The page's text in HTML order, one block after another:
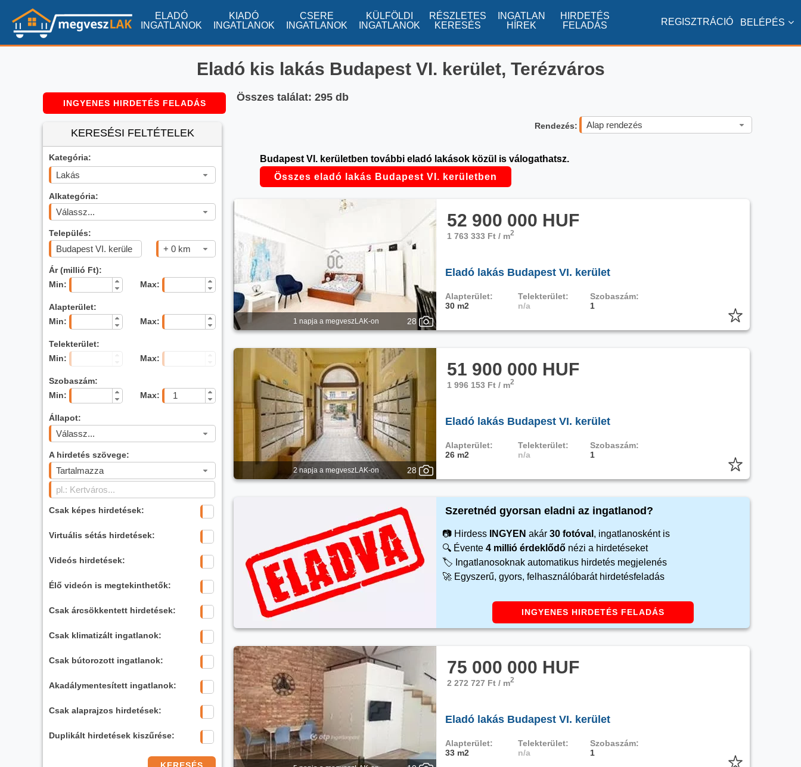
ELADÓ
INGATLANOK
KIADÓ
INGATLANOK
CSERE
INGATLANOK
KÜLFÖLDI
INGATLANOK
RÉSZLETES
KERESÉS
INGATLAN
HÍREK
HIRDETÉS
FELADÁS
BELÉPÉS
REGISZTRÁCIÓ
Eladó kis lakás Budapest VI. kerület, Terézváros
INGYENES HIRDETÉS FELADÁS
KERESÉSI FELTÉTELEK
Kategória:
Lakás
Alkategória:
Válassz...
Település:
+ 0 km
Ár (millió Ft):
Min:
Max:
Alapterület:
Min:
Max:
Telekterület:
Min:
Max:
Szobaszám:
Min:
Max:
Állapot:
Válassz...
A hirdetés szövege:
Tartalmazza
Csak képes hirdetések:
Virtuális sétás hirdetések:
Videós hirdetések:
Élő videón is megtekinthetők:
Csak árcsökkentett hirdetések:
Csak klimatizált ingatlanok:
Csak bútorozott ingatlanok:
Akadálymentesített ingatlanok:
Csak alaprajzos hirdetések:
Duplikált hirdetések kiszűrése:
Rendezés: Alap rendezés
Összes találat: 295 db
Budapest VI. kerületben további eladó lakások közül is válogathatsz.
Összes eladó lakás Budapest VI. kerületben
1 napja a megveszLAK-on 28
52 900 000 HUF
1 763 333 Ft / m2
Eladó lakás Budapest VI. kerület
Alapterület:
30 m2
Telekterület:
n/a
Szobaszám:
1
2 napja a megveszLAK-on 28
51 900 000 HUF
1 996 153 Ft / m2
Eladó lakás Budapest VI. kerület
Alapterület:
26 m2
Telekterület:
n/a
Szobaszám:
1
Szeretnéd gyorsan eladni az ingatlanod?
📷 Hirdess INGYEN akár 30 fotóval , ingatlanosként is
🔍 Évente 4 millió érdeklődő nézi a hirdetéseket
🏷️ Ingatlanosoknak automatikus hirdetés megjelenés
🚀 Egyszerű, gyors, felhasználóbarát hirdetésfeladás
INGYENES HIRDETÉS FELADÁS
75 000 000 HUF
2 272 727 Ft / m2
Eladó lakás Budapest VI. kerület
Alapterület:
33 m2
Telekterület:
n/a
Szobaszám:
1